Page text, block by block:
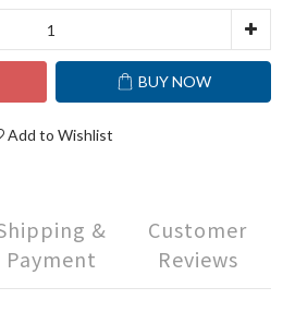
BUY NOW
Add to Wishlist
&
Payment
Customer
Reviews